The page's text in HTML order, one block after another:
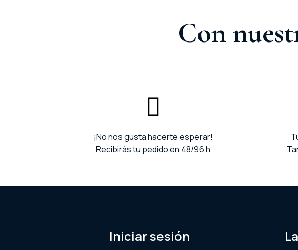
Con
¡No nos gusta hacerte esperar!
Recibirás tu pedido en 48/96 h
Iniciar sesión